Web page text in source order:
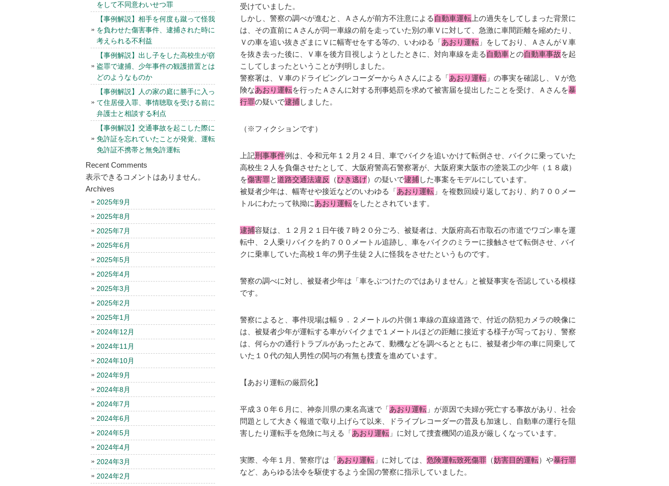
受けていました。
しかし、警察の調べが進むと、Ａさんが前方不注意による 自動車運転 上の過失をしてしまった背景に
は、その直前にＡさんが同一車線の前を走っていた別の車Ｖに対して、急激に車間距離を縮めたり、
Ｖの車を追い抜きざまにＶに幅寄せをする等の、いわゆる「あおり運転 」をしており、ＡさんがＶ車
を抜き去った後に、Ｖ車を後方目視しようとしたときに、対向車線を走る 自動車との自動車事故を起
こしてしまったということが判明しました。
警察署は、Ｖ車のドライビングレコーダーからＡさんによる「あおり運転 」の事実を確認し、Ｖが危
険なあおり運転を行ったＡさんに対する刑事処罰を求めて被害届を提出したことを受け、Ａさんを暴
行罪の疑いで逮捕しました。
（※フィクションです）
上記刑事事件例は、令和元年１２月２４日、車でバイクを追いかけて転倒させ、バイクに乗っていた
高校生２人を負傷させたとして、大阪府警高石警察署が、大阪府東大阪市の塗装工の少年（１８歳）
を傷害罪と道路交通法違反 （ひき逃げ）の疑いで逮捕した事案をモデルにしています。
被疑者少年は、幅寄せや接近などのいわゆる「あおり運転 」を複数回繰り返しており、約７００メー
トルにわたって執拗にあおり運転をしたとされています。
逮捕容疑は、１２月２１日午後７時２０分ごろ、被疑者は、大阪府高石市取石の市道でワゴン車を運
転中、２人乗りバイクを約７００メートル追跡し、車をバイクのミラーに接触させて転倒させ、バイ
クに乗車していた高校１年の男子生徒２人に怪我をさせたというものです。
警察の調べに対し、被疑者少年は「車をぶつけたのではありません」と被疑事実を否認している模様
です。
警察によると、事件現場は幅９．２メートルの片側１車線の直線道路で、付近の防犯カメラの映像に
は、被疑者少年が運転する車がバイクまで１メートルほどの距離に接近する様子が写っており、警察
は、何らかの通行トラブルがあったとみて、動機などを調べるとともに、被疑者少年の車に同乗して
いた１０代の知人男性の関与の有無も捜査を進めています。
【あおり運転の厳罰化】
平成３０年６月に、神奈川県の東名高速で「あおり運転 」が原因で夫婦が死亡する事故があり、社会
問題として大きく報道で取り上げらて以来、ドライブレコーダーの普及も加速し、自動車の運行を阻
害したり運転手を危険に与える「あおり運転 」に対して捜査機関の追及が厳しくなっています。
実際、今年１月、警察庁は「あおり運転 」に対しては、 危険運転致死傷罪 （妨害目的運転）や暴行罪
など、あらゆる法令を駆使するよう全国の警察に指示していました。
をして不同意わいせつ罪
【事例解説】相手を何度も蹴って怪我
を負わせた傷害事件、逮捕された時に
考えられる不利益
【事例解説】出し子をした高校生が窃
盗罪で逮捕、少年事件の観護措置とは
どのようなものか
【事例解説】人の家の庭に勝手に入っ
て住居侵入罪、事情聴取を受ける前に
弁護士と相談する利点
【事例解説】交通事故を起こした際に
免許証を忘れていたことが発覚、運転
免許証不携帯と無免許運転
Recent Comments
表示できるコメントはありません。
Archives
2025年9月
2025年8月
2025年7月
2025年6月
2025年5月
2025年4月
2025年3月
2025年2月
2025年1月
2024年12月
2024年11月
2024年10月
2024年9月
2024年8月
2024年7月
2024年6月
2024年5月
2024年4月
2024年3月
2024年2月